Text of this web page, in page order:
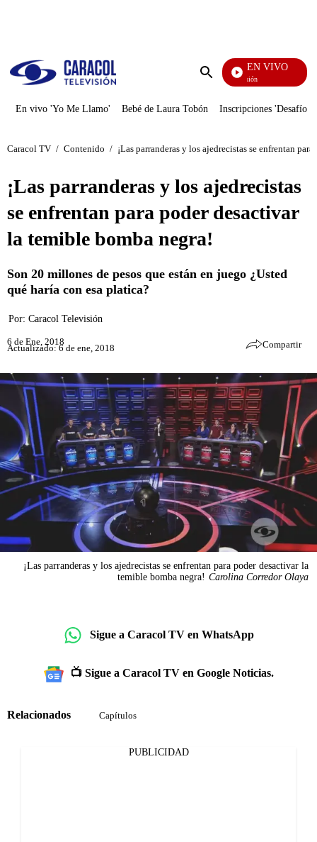
Enviar
EN VIVO
Pura Diversión
En vivo 'Yo Me Llamo' Bebé de Laura Tobón Inscripciones 'Desafío'
Caracol TV / Contenido / ¡Las parranderas y los ajedrecistas se enfrentan
¡Las parranderas y los ajedrecistas
se enfrentan para poder desactivar
la temible bomba negra!
Son 20 millones de pesos que están en juego ¿Usted
qué haría con esa platica?
Por: Caracol Televisión
6 de Ene, 2018
Actualizado: 6 de ene, 2018 Compartir
¡Las parranderas y los ajedrecistas se enfrentan para poder desactivar la
temible bomba negra! Carolina Corredor Olaya
Sigue a Caracol TV en WhatsApp
📺 Sigue a Caracol TV en Google Noticias.
Relacionados Capítulos
PUBLICIDAD